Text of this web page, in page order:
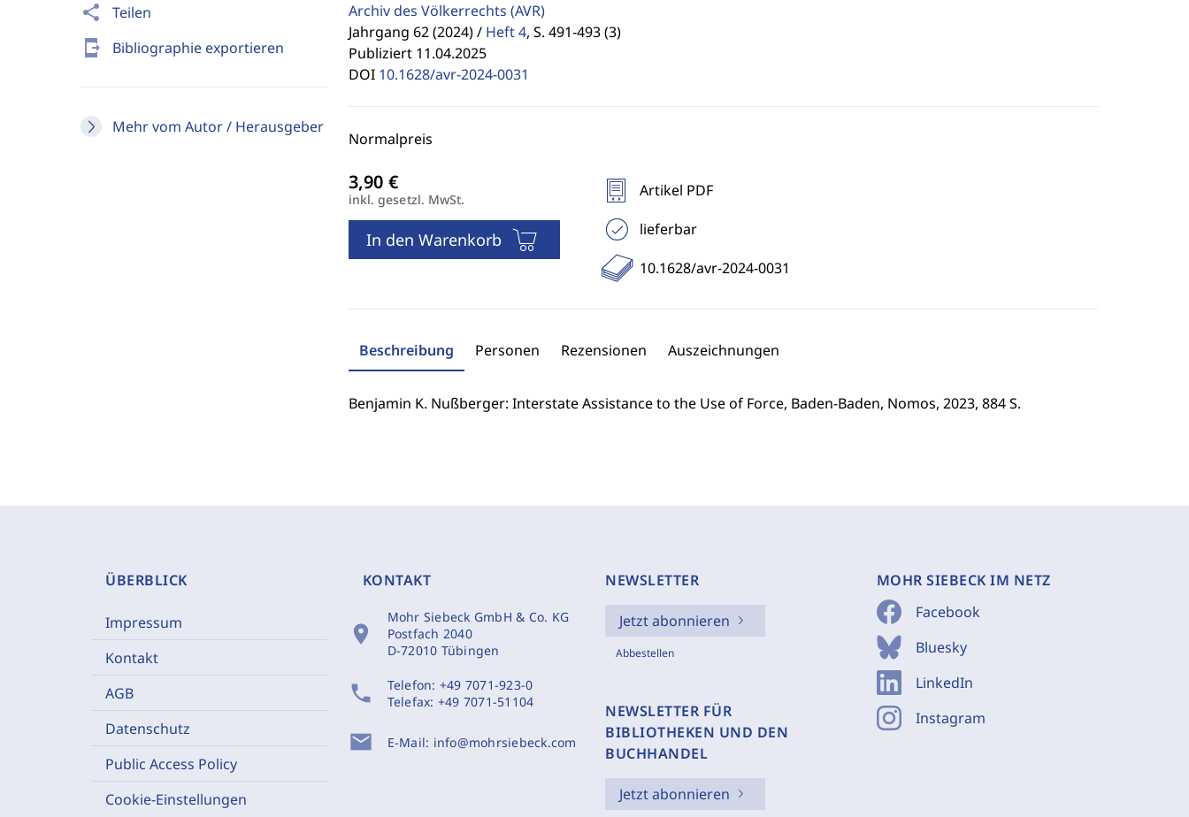
share Teilen
send_to_mobile Bibliographie exportieren
Mehr vom Autor / Herausgeber
Archiv des Völkerrechts (AVR)
Jahrgang 62 (2024) / Heft 4, S. 491-493 (3)
Publiziert 11.04.2025
DOI 10.1628/avr-2024-0031
Normalpreis
inkl. gesetzl. MwSt.
In den Warenkorb
Artikel PDF
lieferbar
10.1628/avr-2024-0031
Beschreibung Personen Rezensionen Auszeichnungen
Benjamin K. Nußberger: Interstate Assistance to the Use of Force, Baden-Baden, Nomos, 2023, 884 S.
ÜBERBLICK
Impressum
Kontakt
AGB
Datenschutz
Public Access Policy
Cookie-Einstellungen
KONTAKT
location_on
Mohr Siebeck GmbH & Co. KG
Postfach 2040
D-72010 Tübingen
phone Telefon: +49 7071-923-0
Telefax: +49 7071-51104
mail E-Mail: info@mohrsiebeck.com
NEWSLETTER
Jetzt abonnieren
Abbestellen
NEWSLETTER FÜR
BIBLIOTHEKEN UND DEN
BUCHHANDEL
Jetzt abonnieren
MOHR SIEBECK IM NETZ
Facebook
Bluesky
LinkedIn
Instagram